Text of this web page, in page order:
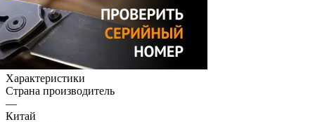
Характеристики
Страна производитель
—
Китай